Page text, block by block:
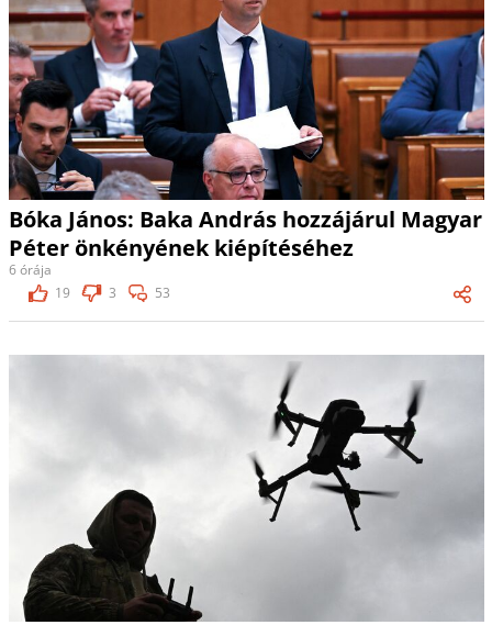
Bóka János: Baka András hozzájárul Magyar
Péter önkényének kiépítéséhez
6 órája
19
3 53